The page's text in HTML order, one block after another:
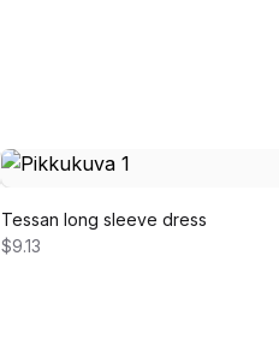
Tessan long sleeve dress
$9.13